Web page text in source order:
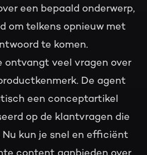
een bepaald onderwerp,
om telkens opnieuw met
te komen.
ontvangt veel vragen over
De agent
een conceptartikel
op de klantvragen die
kun je snel en efficiënt